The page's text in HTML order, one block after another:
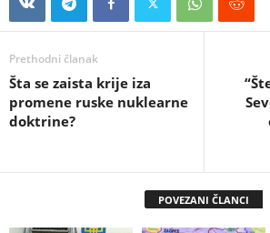
Prethodni članak
Šta se zaista krije iza
promene ruske nuklearne
doktrine?
POVEZANI ČLANCI